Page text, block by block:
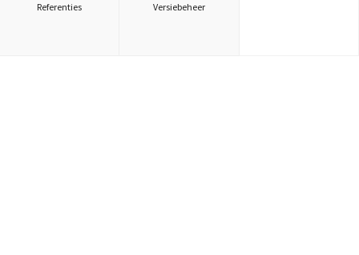
Referenties Versiebeheer